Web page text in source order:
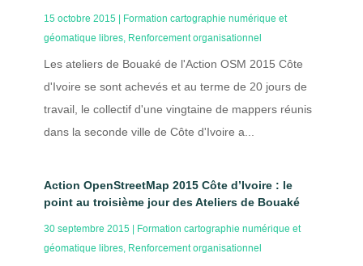
15 octobre 2015 | Formation cartographie numérique et
géomatique libres, Renforcement organisationnel
Les ateliers de Bouaké de l'Action OSM 2015 Côte
d'Ivoire se sont achevés et au terme de 20 jours de
travail, le collectif d'une vingtaine de mappers réunis
dans la seconde ville de Côte d'Ivoire a...
Action OpenStreetMap 2015 Côte d’Ivoire : le
point au troisième jour des Ateliers de Bouaké
30 septembre 2015 | Formation cartographie numérique et
géomatique libres, Renforcement organisationnel